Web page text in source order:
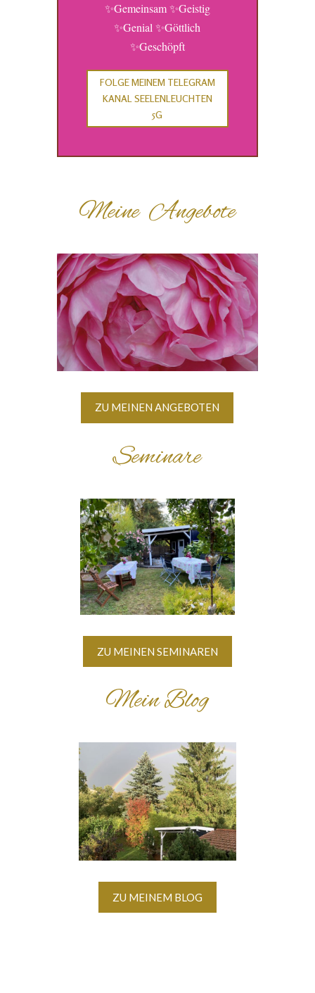
✨Gemeinsam ✨Geistig
✨Genial ✨Göttlich
✨Geschöpft
FOLGE MEINEM TELEGRAM
KANAL SEELENLEUCHTEN
5G
Meine Angebote
ZU MEINEN ANGEBOTEN
Seminare
ZU MEINEN SEMINAREN
Mein Blog
ZU MEINEM BLOG